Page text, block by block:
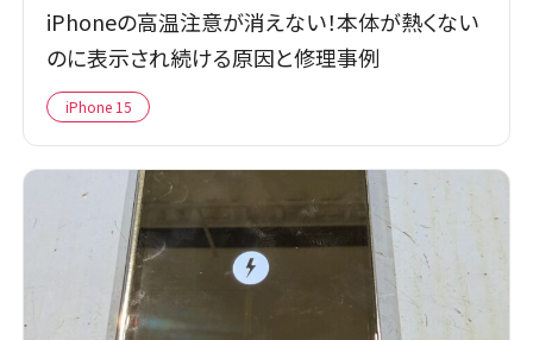
iPhoneの高温注意が消えない！本体が熱くない
のに表示され続ける原因と修理事例
iPhone 15